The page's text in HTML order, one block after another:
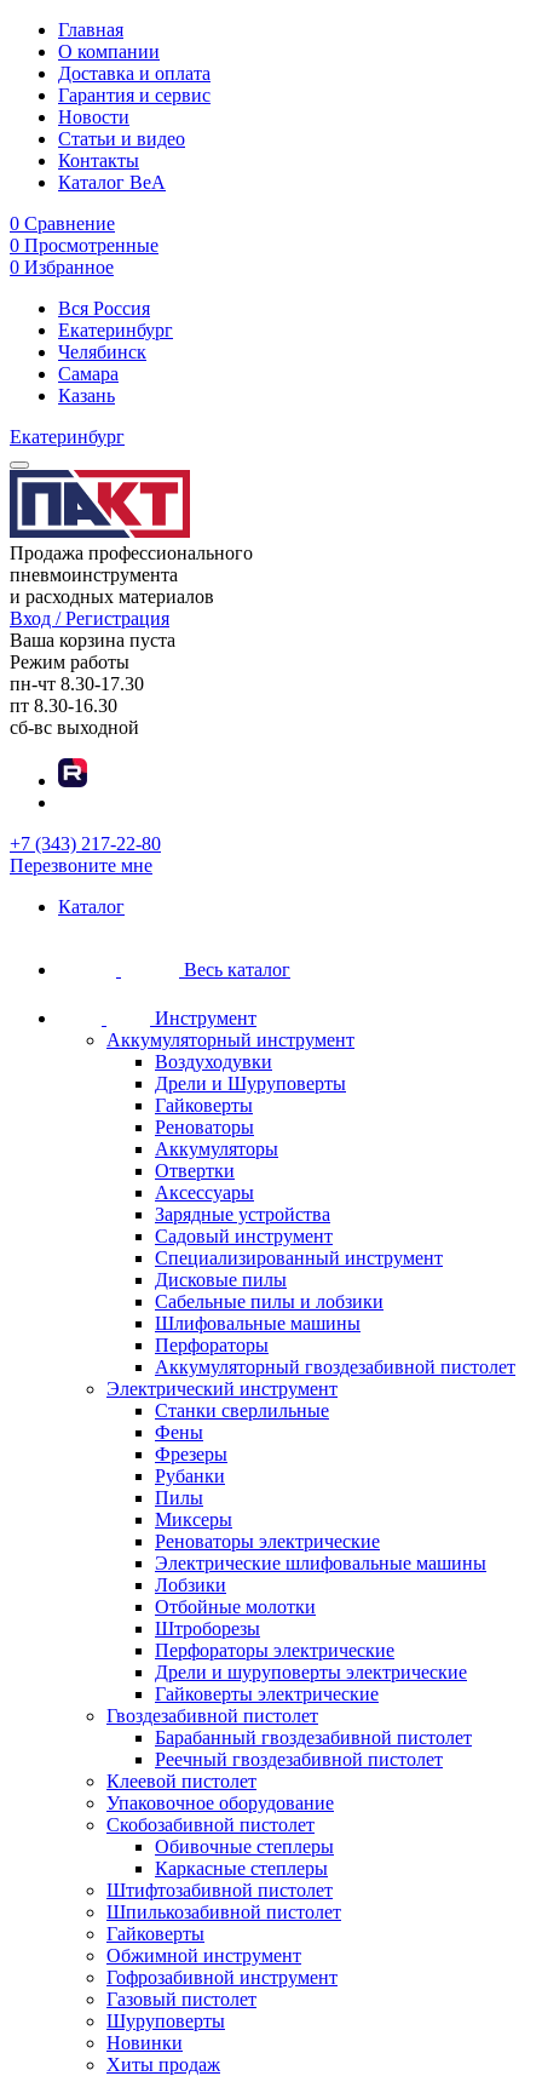
Главная
О компании
Доставка и оплата
Гарантия и сервис
Новости
Статьи и видео
Контакты
Каталог BeA
0 Сравнение
0 Просмотренные
0 Избранное
Вся Россия
Екатеринбург
Челябинск
Самара
Казань
Екатеринбург
Продажа профессионального
пневмоинструмента
и расходных материалов
Вход / Регистрация
Ваша корзина пуста
Режим работы
пн-чт 8.30-17.30
пт 8.30-16.30
сб-вс выходной
+7 (343) 217-22-80
Перезвоните мне
Каталог
Весь каталог
Инструмент
Аккумуляторный инструмент
Воздуходувки
Дрели и Шуруповерты
Гайковерты
Реноваторы
Аккумуляторы
Отвертки
Аксессуары
Зарядные устройства
Садовый инструмент
Специализированный инструмент
Дисковые пилы
Сабельные пилы и лобзики
Шлифовальные машины
Перфораторы
Аккумуляторный гвоздезабивной пистолет
Электрический инструмент
Станки сверлильные
Фены
Фрезеры
Рубанки
Пилы
Миксеры
Реноваторы электрические
Электрические шлифовальные машины
Лобзики
Отбойные молотки
Штроборезы
Перфораторы электрические
Дрели и шуруповерты электрические
Гайковерты электрические
Гвоздезабивной пистолет
Барабанный гвоздезабивной пистолет
Реечный гвоздезабивной пистолет
Клеевой пистолет
Упаковочное оборудование
Скобозабивной пистолет
Обивочные степлеры
Каркасные степлеры
Штифтозабивной пистолет
Шпилькозабивной пистолет
Гайковерты
Обжимной инструмент
Гофрозабивной инструмент
Газовый пистолет
Шуруповерты
Новинки
Хиты продаж